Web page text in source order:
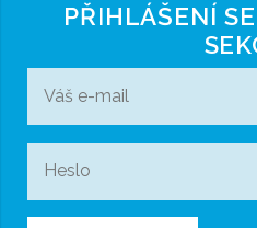
PŘIHLÁŠENÍ